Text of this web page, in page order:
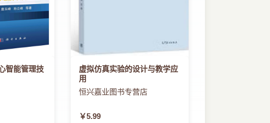
智能管理技
虚拟仿真实验的设计与教学应
用
恒兴嘉业图书专营店
￥5.99